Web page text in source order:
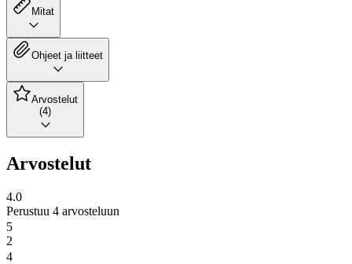
Mitat
Ohjeet ja liitteet
Arvostelut
(4)
Arvostelut
4.0
Perustuu 4 arvosteluun
5
2
4